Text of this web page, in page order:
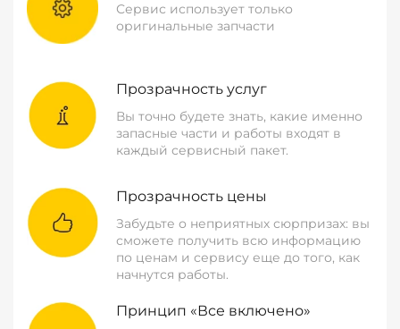
Сервис использует только
оригинальные запчасти
Прозрачность услуг
Вы точно будете знать, какие именно
запасные части и работы входят в
каждый сервисный пакет.
Прозрачность цены
Забудьте о неприятных сюрпризах: вы
сможете получить всю информацию
по ценам и сервису еще до того, как
начнутся работы.
Принцип «Все включено»